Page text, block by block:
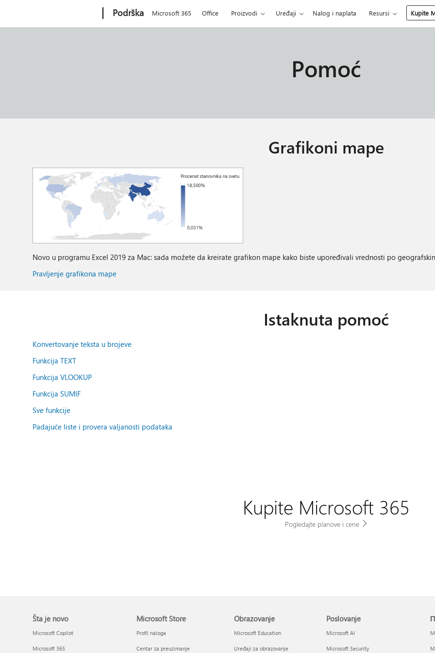
Podrška Microsoft 365 Office Proizvodi Uređaji Nalog i naplata Resursi Kupite
Pomoć
Grafikoni mape
Novo u programu Excel 2019 za Mac: sada možete da kreirate grafikon mape kako biste upoređivali vrednosti po
Pravljenje grafikona mape
Istaknuta pomoć
Konvertovanje teksta u brojeve
Funkcija TEXT
Funkcija VLOOKUP
Funkcija SUMIF
Sve funkcije
Padajuće liste i provera valjanosti podataka
Kupite Microsoft 365
Pogledajte planove i cene
Šta je novo
Microsoft Copilot
Microsoft 365
Microsoft Store
Profil naloga
Centar za preuzimanje
Obrazovanje
Microsoft Education
Uređaji za obrazovanje
Poslovanje
Microsoft AI
Microsoft Security